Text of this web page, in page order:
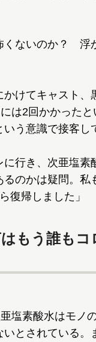
ないのか？ 浮
かけてキャスト
は2回かかった
う意識で接客し
行き、次亜塩素
のかは疑問。
復帰しました」
はもう誰も
塩素酸水はモノ
とされている